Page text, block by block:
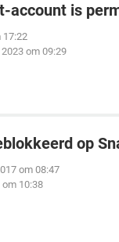
account is
17:22
2023 om 09:29
op
om 08:47
om 10:38